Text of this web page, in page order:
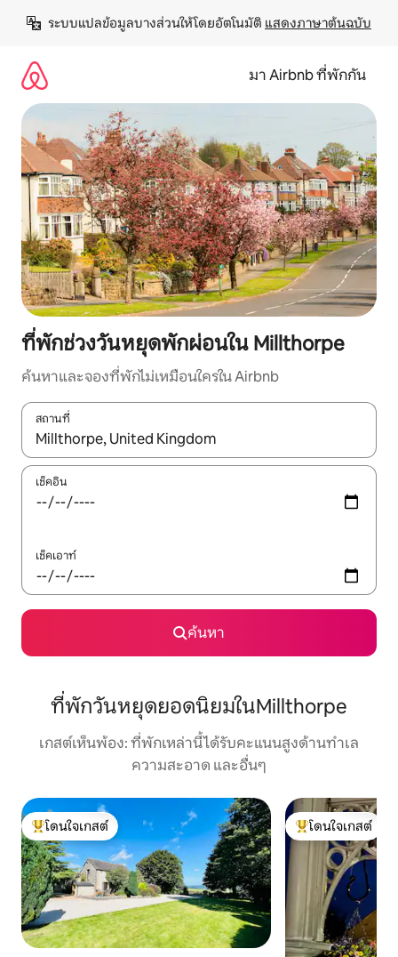
เนื้อหา
ระบบแปลข้อมูลบางส่วนให้โดยอัตโนมัติ แสดงภาษาต้นฉบับ
มา Airbnb ที่พักกัน
ที่พักช่วงวันหยุดพักผ่อนใน Millthorpe
ค้นหาและจองที่พักไม่เหมือนใครใน Airbnb
สถานที่
ใช้ลูกศรขึ้นลง หรือใช้การสัมผัสหรือปัด เพื่อสำรวจผลการค้นหา
เช็คอิน
เช็คเอาท์
ค้นหา
ที่พักวันหยุดยอดนิยมในMillthorpe
เกสต์เห็นพ้อง: ที่พักเหล่านี้ได้รับคะแนนสูงด้านทำเล
ความสะอาด และอื่นๆ
โดนใจเกสต์ที่สุด
โดนใจเกสต์
โดนใจเกสต์ที่สุด
โดนใจเกสต์